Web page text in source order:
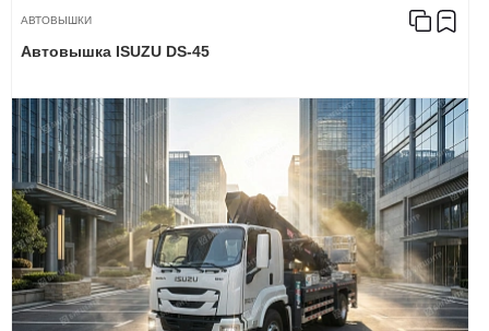
АВТОВЫШКИ
Автовышка ISUZU DS-45